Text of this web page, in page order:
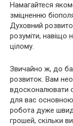
Намагайтеся
зміцненню
Духовний
розуміти, навіщо
цілому.
Звичайно ж, до
розвиток. Вам
вдосконалювати
для вас
робота дуже
грошей, скільки